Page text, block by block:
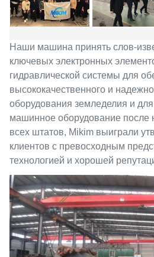
Наши машина принять слов-
ключевых электронных
гидравлической системы для
высококачественного и
оборудования земледелия и
машинное оборудование после
всех штатов, Mikim выиграли
клиентов с превосходным
технологией и хорошей